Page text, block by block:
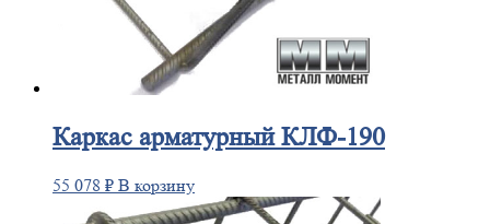
Каркас арматурный КЛФ-190
55 078 ₽ В корзину